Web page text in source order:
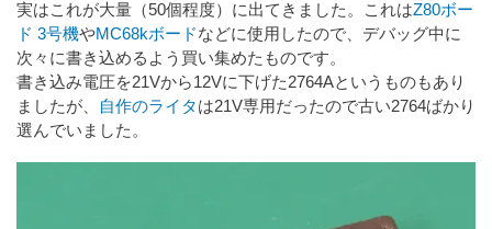
実はこれが大量（50個程度）に出てきました。これはZ80ボー
ド 3号機やMC68kボードなどに使用したので、デバッグ中に
次々に書き込めるよう買い集めたものです。
書き込み電圧を21Vから12Vに下げた2764Aというものもあり
ましたが、
自作のライタは21V専用だったので古い2764ばかり
選んでいました。